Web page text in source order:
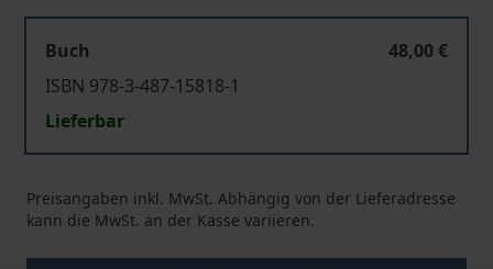
Buch
48,00 €
ISBN 978-3-487-15818-1
Lieferbar
Preisangaben inkl. MwSt. Abhängig von der Lieferadresse
kann die MwSt. an der Kasse variieren.